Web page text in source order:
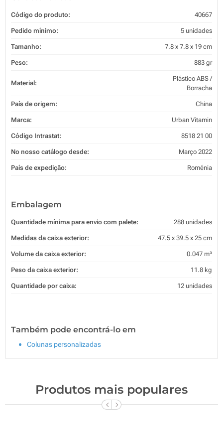
Código do produto: 40667
Pedido mínimo: 5 unidades
Tamanho: 7.8 x 7.8 x 19 cm
Peso: 883 gr
Material:
Plástico ABS /
Borracha
País de origem: China
Marca: Urban Vitamin
Código Intrastat: 8518 21 00
No nosso catálogo desde: Março 2022
País de expedição: Roménia
Embalagem
Quantidade mínima para envio com palete: 288 unidades
Medidas da caixa exterior: 47.5 x 39.5 x 25 cm
Volume da caixa exterior: 0.047 m³
Peso da caixa exterior: 11.8 kg
Quantidade por caixa: 12 unidades
Também pode encontrá-lo em
Colunas personalizadas
Produtos mais populares